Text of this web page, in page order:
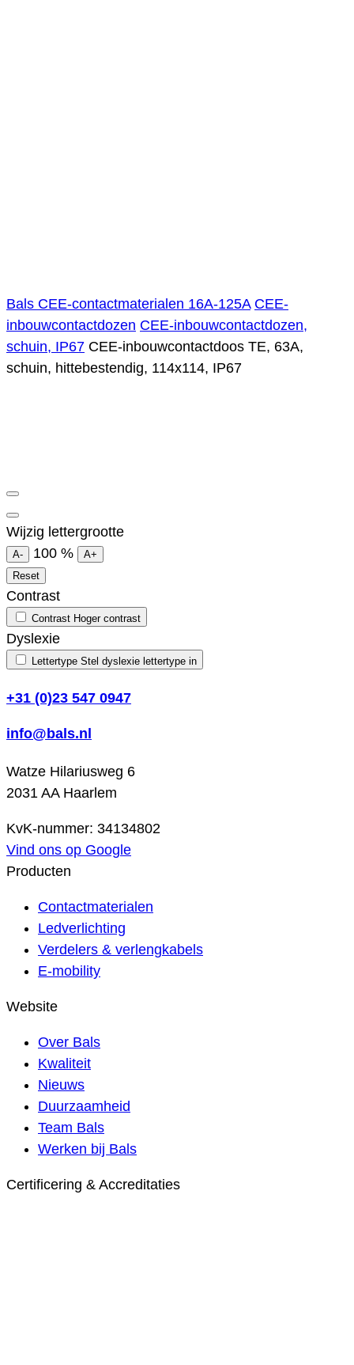
Bals CEE-contactmaterialen 16A-125A CEE-
inbouwcontactdozen CEE-inbouwcontactdozen,
schuin, IP67 CEE-inbouwcontactdoos TE, 63A,
schuin, hittebestendig, 114x114, IP67
Wijzig lettergrootte
A- 100 %
A+
Reset
Contrast
Contrast Hoger contrast
Dyslexie
Lettertype Stel dyslexie lettertype in
+31 (0)23 547 0947
info@bals.nl
Watze Hilariusweg 6
2031 AA Haarlem
KvK-nummer: 34134802
Vind ons op Google
Producten
Contactmaterialen
Ledverlichting
Verdelers & verlengkabels
E-mobility
Website
Over Bals
Kwaliteit
Nieuws
Duurzaamheid
Team Bals
Werken bij Bals
Certificering & Accreditaties